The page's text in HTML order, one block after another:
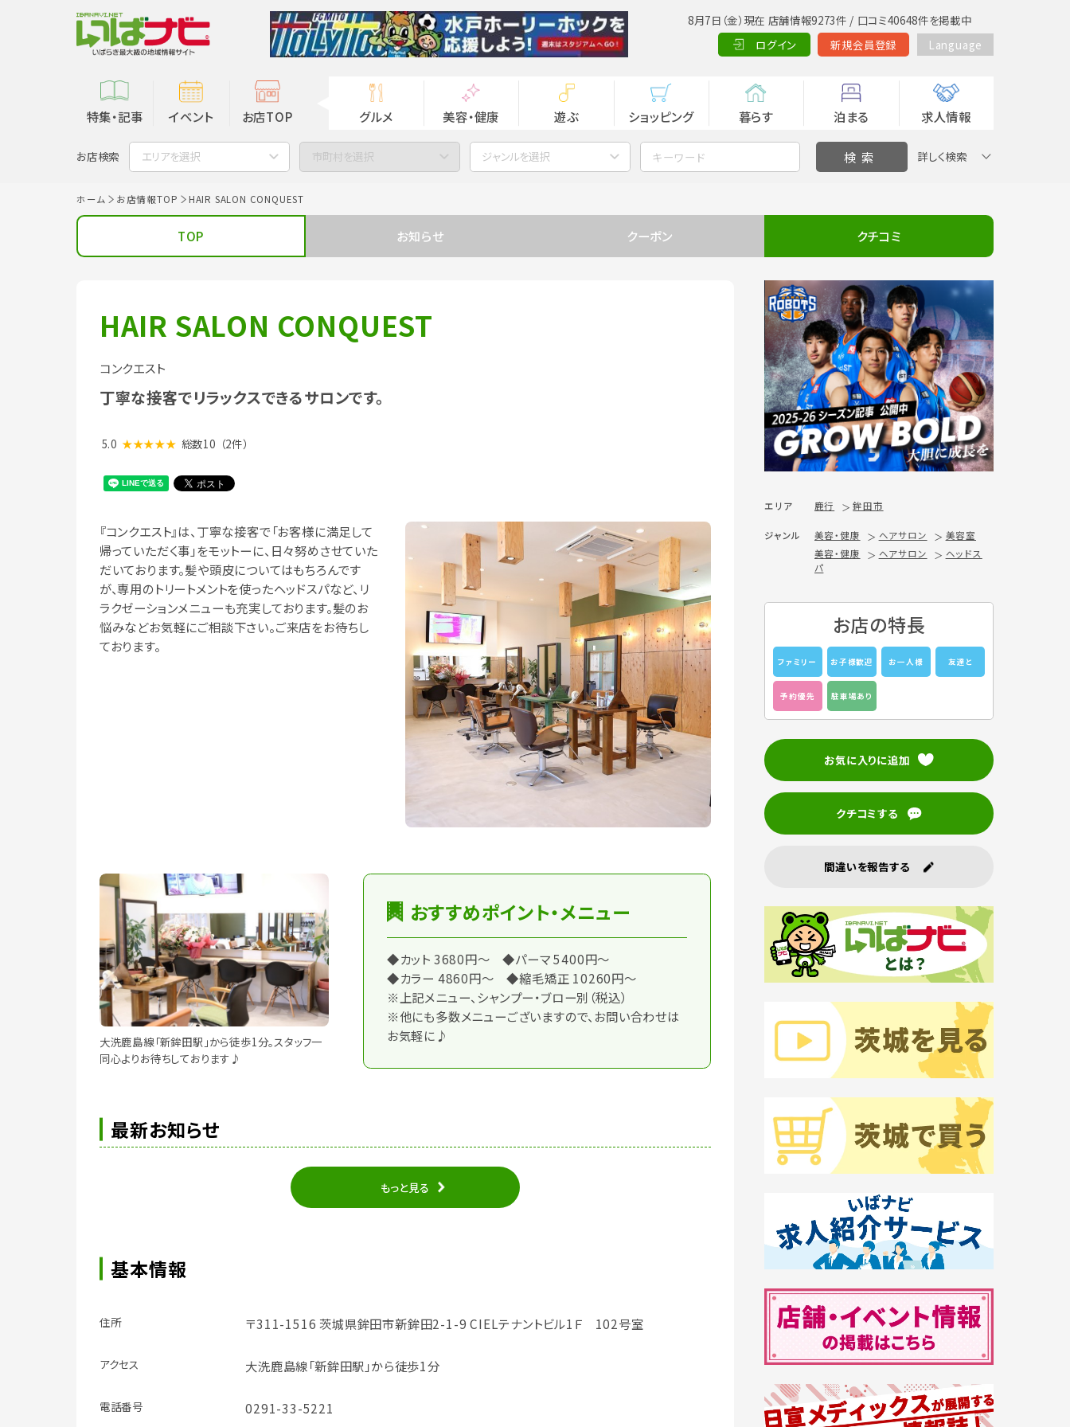
8月7日（金）現在 店舗情報9273件 / 口コミ40648件を掲載中
ログイン
新規会員登録 Language
特集・記事 イベント お店TOP グルメ 美容・健康 遊ぶ ショッピング 暮らす 泊まる 求人情報
お店検索 エリアを選択 市町村を選択 ジャンルを選択 詳しく検索
ホーム お店情報TOP HAIR SALON CONQUEST
TOP お知らせ クーポン クチコミ
HAIR SALON CONQUEST
コンクエスト
丁寧な接客でリラックスできるサロンです。
5.0 ★★★★★ 総数10 （2件）
『コンクエスト』は、丁寧な接客で「お客様に満足して
帰っていただく事」をモットーに、日々努めさせていた
だいております。髪や頭皮についてはもちろんです
が、専用のトリートメントを使ったヘッドスパなど、リ
ラクゼーションメニューも充実しております。髪のお
悩みなどお気軽にご相談下さい。ご来店をお待ちし
ております。
大洗鹿島線「新鉾田駅」から徒歩1分。スタッフ一
同心よりお待ちしております♪
おすすめポイント・メニュー
◆カット 3680円～ ◆パーマ 5400円～
◆カラー 4860円～ ◆縮毛矯正 10260円～
※上記メニュー、シャンプー・ブロー別（税込）
※他にも多数メニューございますので、お問い合わせは
お気軽に♪
最新お知らせ
もっと見る
基本情報
住所 〒311-1516 茨城県鉾田市新鉾田2-1-9 CIELテナントビル1Ｆ 102号室
アクセス 大洗鹿島線「新鉾田駅」から徒歩1分
電話番号 0291-33-5221
エリア 鹿行 鉾田市
ジャンル 美容・健康 ヘアサロン
美容室
美容・健康
ヘアサロン
ヘッドス
パ
お店の特長
ファミリー お子様歓迎 お一人様 友達と
予約優先 駐車場あり
お気に入りに追加
クチコミする
間違いを報告する